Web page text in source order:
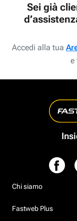
Sei già
Accedi alla tua
e
Chi siamo
Fastweb Plus